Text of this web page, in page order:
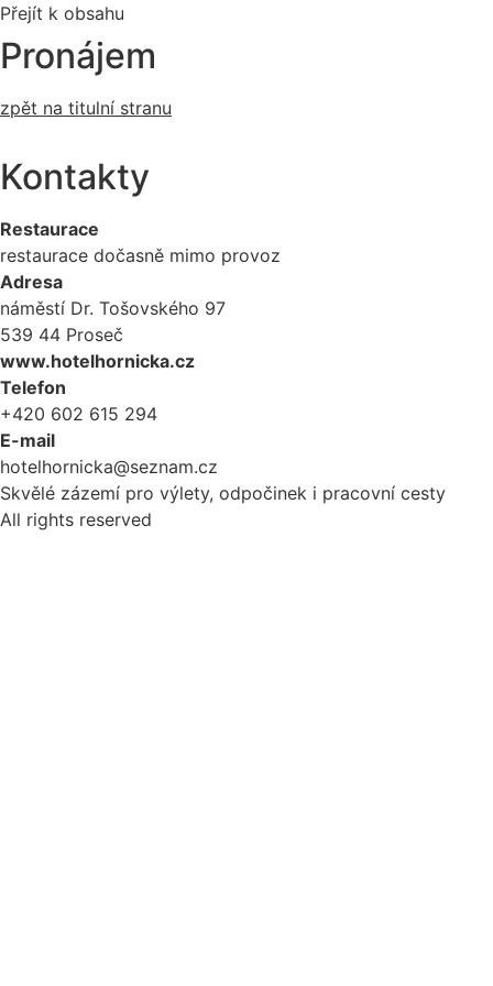
Přejít k obsahu
Pronájem
zpět na titulní stranu
Kontakty
Restaurace
restaurace dočasně mimo provoz
Adresa
náměstí Dr. Tošovského 97
539 44 Proseč
www.hotelhornicka.cz
Telefon
+420 602 615 294
E-mail
hotelhornicka@seznam.cz
Skvělé zázemí pro výlety, odpočinek i pracovní cesty
All rights reserved